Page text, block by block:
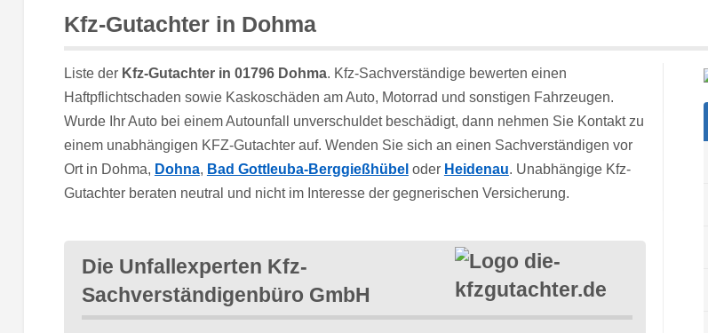
Kfz-Gutachter in Dohma
Liste der Kfz-Gutachter in 01796 Dohma. Kfz-Sachverständige bewerten einen
Haftpflichtschaden sowie Kaskoschäden am Auto, Motorrad und sonstigen Fahrzeugen.
Wurde Ihr Auto bei einem Autounfall unverschuldet beschädigt, dann nehmen Sie Kontakt zu
einem unabhängigen KFZ-Gutachter auf. Wenden Sie sich an einen Sachverständigen vor
Ort in Dohma, Dohna, Bad Gottleuba-Berggießhübel oder Heidenau. Unabhängige Kfz-
Gutachter beraten neutral und nicht im Interesse der gegnerischen Versicherung.
Die Unfallexperten Kfz-
Sachverständigenbüro GmbH